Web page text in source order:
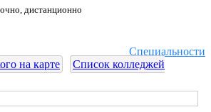
дистанционно
Специальности
на карте
Список колледжей